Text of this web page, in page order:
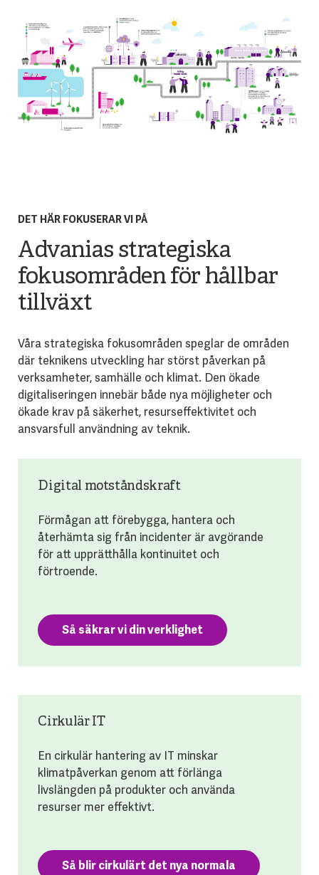
DET HÄR FOKUSERAR VI PÅ
Advanias strategiska
fokusområden för hållbar
tillväxt
Våra strategiska fokusområden speglar de områden
där teknikens utveckling har störst påverkan på
verksamheter, samhälle och klimat. Den ökade
digitaliseringen innebär både nya möjligheter och
ökade krav på säkerhet, resurseffektivitet och
ansvarsfull användning av teknik.
Digital motståndskraft
Förmågan att förebygga, hantera och
återhämta sig från incidenter är avgörande
för att upprätthålla kontinuitet och
förtroende.
Så säkrar vi din verklighet
Cirkulär IT
En cirkulär hantering av IT minskar
klimatpåverkan genom att förlänga
livslängden på produkter och använda
resurser mer effektivt.
Så blir cirkulärt det nya normala